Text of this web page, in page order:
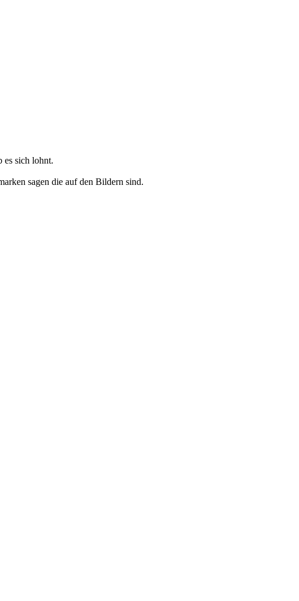
es sich lohnt.
sagen die auf den Bildern sind.